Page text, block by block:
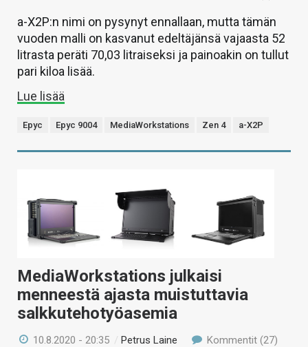
a-X2P:n nimi on pysynyt ennallaan, mutta tämän
vuoden malli on kasvanut edeltäjänsä vajaasta 52
litrasta peräti 70,03 litraiseksi ja painoakin on tullut
pari kiloa lisää.
Lue lisää
Epyc Epyc 9004 MediaWorkstations Zen 4 a-X2P
MediaWorkstations julkaisi
menneestä ajasta muistuttavia
salkkutehotyöasemia
10.8.2020 - 20:35 /Petrus Laine Kommentit (27)